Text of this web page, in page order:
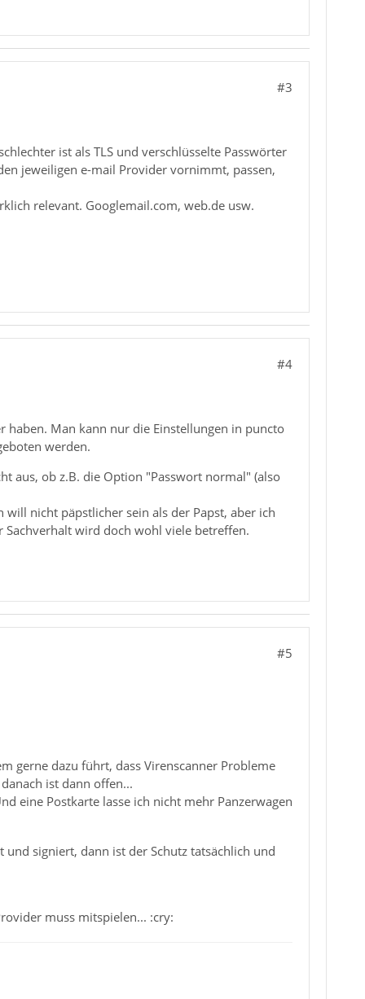
#3
ist als TLS und verschlüsselte Passwörter
jeweiligen e-mail Provider vornimmt, passen,
relevant. Googlemail.com, web.de usw.
#4
Man kann nur die Einstellungen in puncto
werden.
aus, ob z.B. die Option "Passwort normal" (also
nicht päpstlicher sein als der Papst, aber ich
Sachverhalt wird doch wohl viele betreffen.
#5
gerne dazu führt, dass Virenscanner Probleme
ist dann offen...
eine Postkarte lasse ich nicht mehr Panzerwagen
signiert, dann ist der Schutz tatsächlich und
muss mitspielen... :cry: